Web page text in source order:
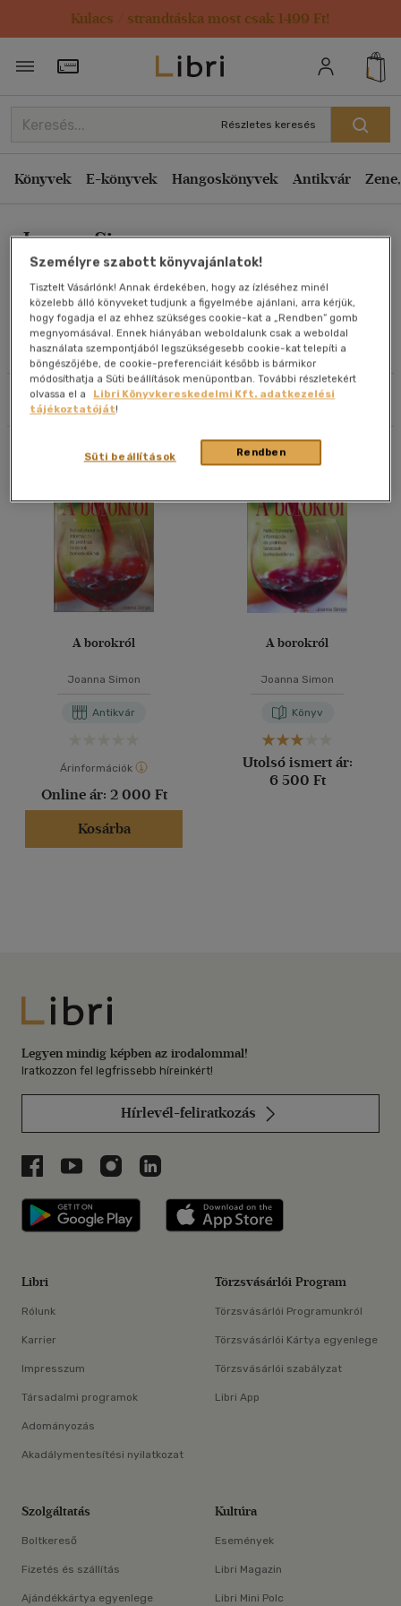
Kulacs / strandtáska most csak 1499 Ft!
Törzsvásárlói Kártya adatai
Részletes keresés
Könyvek E-könyvek Hangoskönyvek Antikvár
Joanna Simon
Művei
Olvasói vélemények
Szűrés Rendezés
Rendezés
Kiadás éve szerint csökkenő
Ár szerint csökkenő
Eladott darabszám szerint csökkenő
Eladott darabszám szerint növekvő
Cím szerint A-Z
Szerző szerint A-Z
Megjelenítés
20 db / oldal
Összesen db
A borokról
Joanna Simon
Antikvár
Árinformációk
Online ár: 2 000 Ft
Kosárba
A borokról
Joanna Simon
Könyv
Utolsó ismert ár:
6 500 Ft
Libri
Legyen mindig képben az irodalommal!
Iratkozzon fel legfrissebb híreinkért!
Hírlevél-feliratkozás
Libri a Facebookon
Libri a Youtube-on
Libri az Instagramon
Libri a LinkedInen
Libri applikáció Szerezd meg: Google
Libri
Rólunk
Karrier
Impresszum
Társadalmi programok
Adományozás
Akadálymentesítési nyilatkozat
Törzsvásárlói Program
Törzsvásárlói Programunkról
Törzsvásárlói Kártya egyenlege
Törzsvásárlói szabályzat
Libri App
Szolgáltatás
Boltkereső
Fizetés és szállítás
Ajándékkártya egyenlege
Kultúra
Események
Libri Magazin
Libri Mini Polc
Személyre szabott könyvajánlatok!
Tisztelt Vásárlónk! Annak érdekében, hogy az ízléséhez minél
közelebb álló könyveket tudjunk a figyelmébe ajánlani, arra kérjük,
hogy fogadja el az ehhez szükséges cookie-kat a „Rendben” gomb
megnyomásával. Ennek hiányában weboldalunk csak a weboldal
használata szempontjából legszükségesebb cookie-kat telepíti a
böngészőjébe, de cookie-preferenciáit később is bármikor
módosíthatja a Süti beállítások menüpontban. További részletekért
olvassa el a
Libri Könyvkereskedelmi Kft. adatkezelési
tájékoztatóját!
Rendben
Süti beállítások